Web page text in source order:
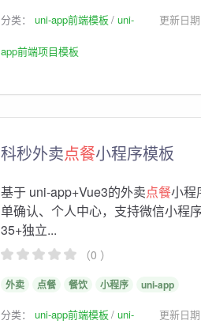
分类： uni-app前端模板 uni-
app前端项目模板
更新日
科秒外卖点餐小程序模板
基于 uni-app+Vue3的外卖点餐小程
单确认、个人中心，支持微信小程
35+独立...
（0 ）
外卖 点餐 餐饮 小程序 uni-app
分类： uni-app前端模板 uni- 更新日